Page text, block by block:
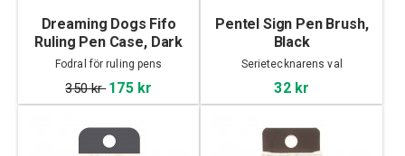
Dreaming Dogs Fifo
Ruling Pen Case, Dark
Brown
Fodral för ruling pens
350 kr 175 kr
Pentel Sign Pen Brush,
Black
Serietecknarens val
32 kr